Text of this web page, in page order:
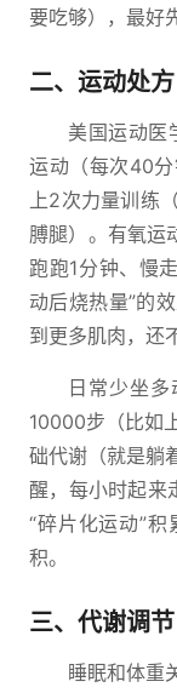
要吃够），最好
二、运动处
美国运动医
运动（每次40
上2次力量训练
膊腿）。有氧
跑跑1分钟、慢
动后烧热量”的
到更多肌肉，还
日常少坐
10000步（比如
础代谢（就是躺
醒，每小时起来
“碎片化运动”
积。
三、代谢调
睡眠和体重